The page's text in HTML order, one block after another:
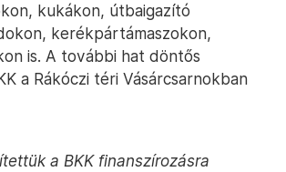
kukákon, útbaigazító
kerékpártámaszokon,
is. A további hat döntős
a Rákóczi téri Vásárcsarnokban
a BKK finanszírozásra